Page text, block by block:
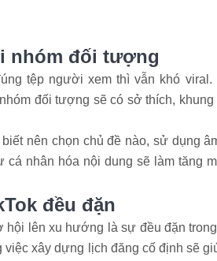
nhóm đối tượng
tệp người xem thì vẫn khó viral.
đối tượng sẽ có sở thích,
nên chọn chủ đề nào, sử dụng
nhân hóa nội dung sẽ làm tăng
đều đặn
lên xu hướng là sự đều đặn
xây dựng lịch đăng cố định sẽ